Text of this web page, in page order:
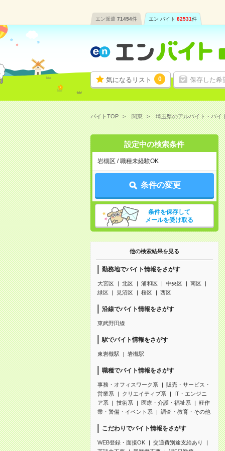
エン派遣 71454件 エン バイト 82531件
気になるリスト 0 保存した希
バイトTOP 関東 埼玉県のアルバイト・バイ
設定中の検索条件
岩槻区 / 職種未経験OK
条件の変更
条件を保存して
メールを受け取る
他の検索結果を見る
勤務地でバイト情報をさがす
大宮区 北区 浦和区 中央区
南区
緑区
見沼区 桜区 西区
沿線でバイト情報をさがす
東武野田線
駅でバイト情報をさがす
東岩槻駅 岩槻駅
職種でバイト情報をさがす
事務・オフィスワーク系
販売・サービス・
営業系
クリエイティブ系
IT・エンジニ
ア系
技術系 医療・介護・福祉系
軽作
業・警備・イベント系
調査・教育・その他
こだわりでバイト情報をさがす
WEB登録・面接OK
交通費別途支給あり